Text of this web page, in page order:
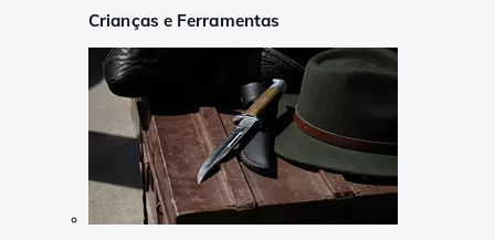
Crianças e Ferramentas